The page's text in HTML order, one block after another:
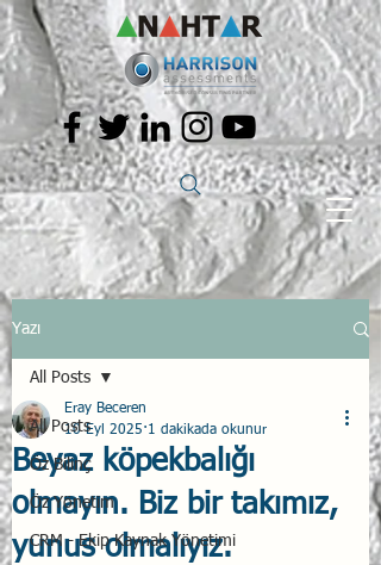
Yazı
All Posts
Öz Bilinç
Öz Yönetim
CRM - Ekip Kaynak Yönetimi
All Posts
Beyaz köpekbalığı
olmayın. Biz bir takımız,
yunus olmalıyız.
Eray Beceren
10 Eyl 2025 1 dakikada okunur